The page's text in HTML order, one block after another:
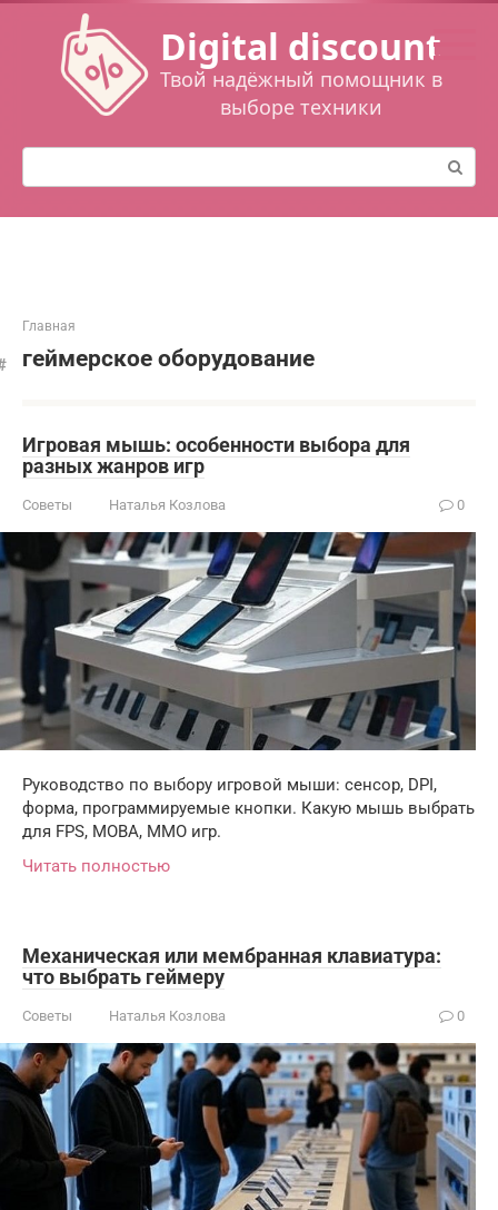
Перейти
контенту
Digital discount
Твой надёжный помощник в
выборе техники
Поиск:
Главная
геймерское оборудование
Игровая мышь: особенности выбора для
разных жанров игр
Советы Наталья Козлова 0
Руководство по выбору игровой мыши: сенсор, DPI,
форма, программируемые кнопки. Какую мышь выбрать
для FPS, MOBA, MMO игр.
Читать полностью
Механическая или мембранная клавиатура:
что выбрать геймеру
Советы Наталья Козлова 0